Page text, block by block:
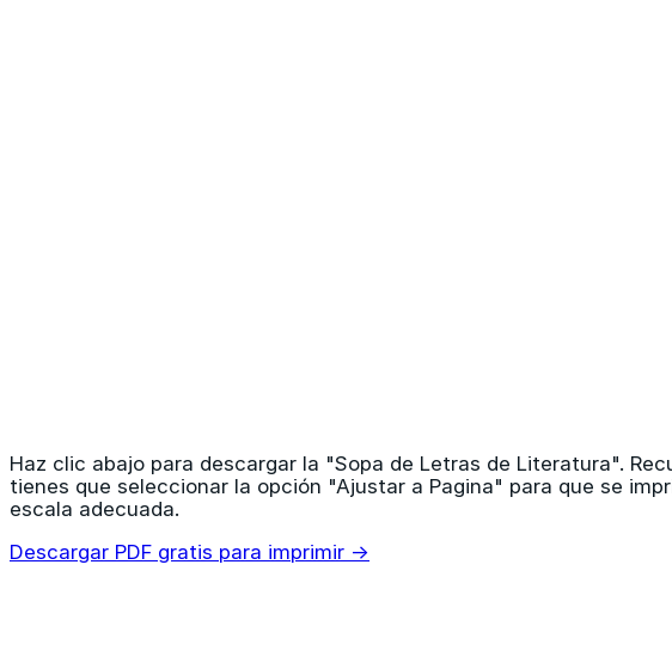
Haz clic abajo para descargar la "Sopa de Letras de Literatura".
tienes que seleccionar la opción "Ajustar a Pagina" para que se
escala adecuada.
Descargar PDF gratis para imprimir →